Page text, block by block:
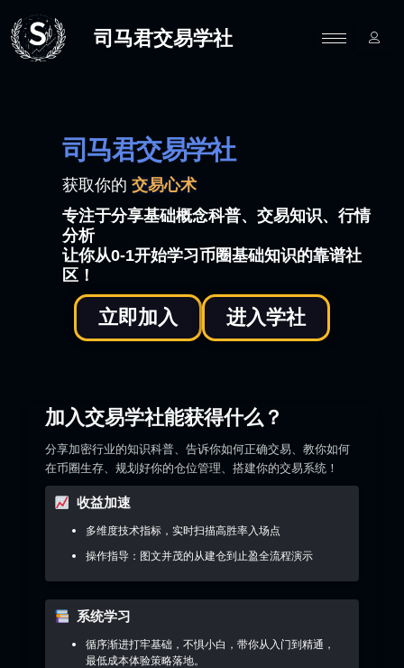
至
内
司马君交易学社
司马君交易学社
获取你的 交易心术
专注于分享基础概念科普、交易知识、行情
分析
让你从0-1开始学习币圈基础知识的靠谱社
区！
立即加入 进入学社
加入交易学社能获得什么？
分享加密行业的知识科普、告诉你如何正确交易、教你如何
在币圈生存、规划好你的仓位管理、搭建你的交易系统！
收益加速
多维度技术指标，实时扫描高胜率入场点
操作指导：图文并茂的从建仓到止盈全流程演示
系统学习
循序渐进打牢基础，不惧小白，带你从入门到精通，
最低成本体验策略落地。